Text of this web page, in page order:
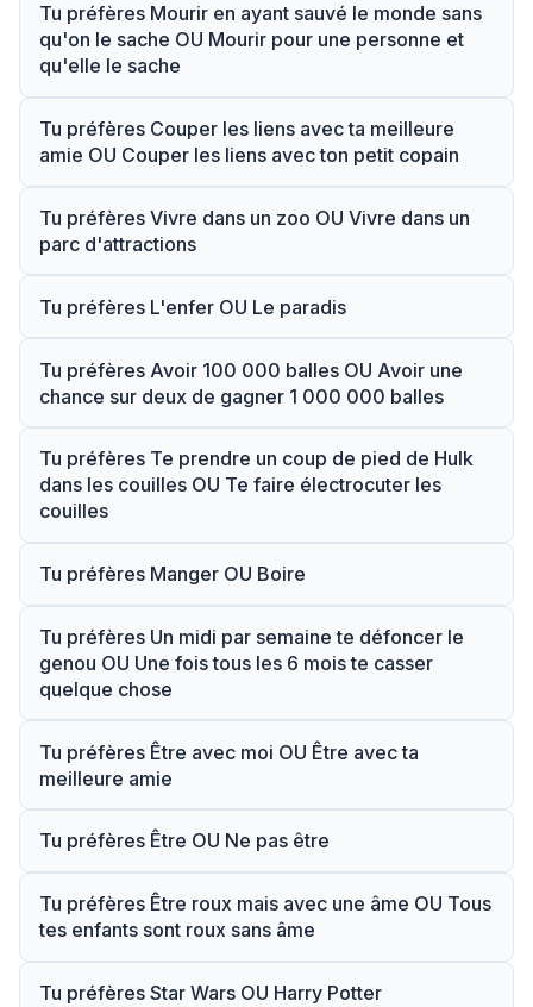
Tu préfères Mourir en ayant sauvé le monde sans
qu'on le sache OU Mourir pour une personne et
qu'elle le sache
Tu préfères Couper les liens avec ta meilleure
amie OU Couper les liens avec ton petit copain
Tu préfères Vivre dans un zoo OU Vivre dans un
parc d'attractions
Tu préfères L'enfer OU Le paradis
Tu préfères Avoir 100 000 balles OU Avoir une
chance sur deux de gagner 1 000 000 balles
Tu préfères Te prendre un coup de pied de Hulk
dans les couilles OU Te faire électrocuter les
couilles
Tu préfères Manger OU Boire
Tu préfères Un midi par semaine te défoncer le
genou OU Une fois tous les 6 mois te casser
quelque chose
Tu préfères Être avec moi OU Être avec ta
meilleure amie
Tu préfères Être OU Ne pas être
Tu préfères Être roux mais avec une âme OU Tous
tes enfants sont roux sans âme
Tu préfères Star Wars OU Harry Potter